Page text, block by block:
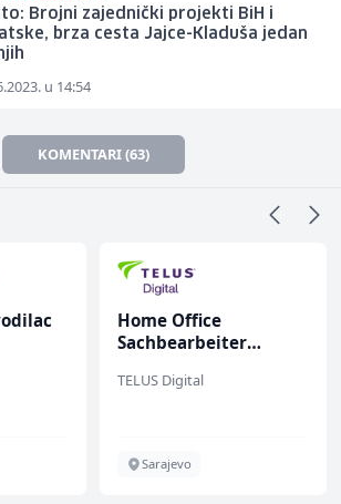
Brojni zajednički projekti BiH i
brza cesta Jajce-Kladuša jedan
u 14:54
KOMENTARI (63)
Home Office
Sachbearbeiter
bekannten deutschen
TELUS Digital
Sarajevo